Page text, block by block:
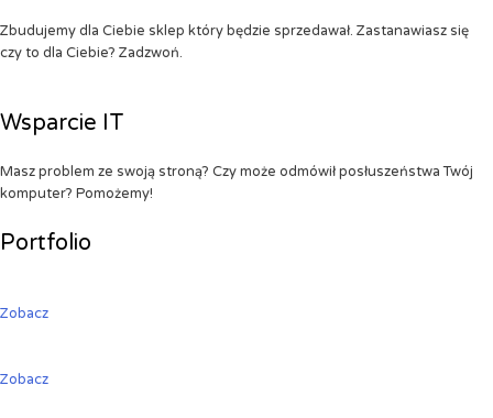
Zbudujemy dla Ciebie sklep który będzie sprzedawał. Zastanawiasz się
czy to dla Ciebie? Zadzwoń.
Wsparcie IT
Masz problem ze swoją stroną? Czy może odmówił posłuszeństwa Twój
komputer? Pomożemy!
Portfolio
Zobacz
Zobacz